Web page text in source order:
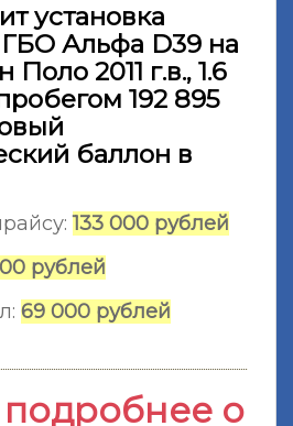
установка
ГБО Альфа D39 на
2011 г.в., 1.6
192 895
баллон в
133 000 рублей
рублей
69 000 рублей
о